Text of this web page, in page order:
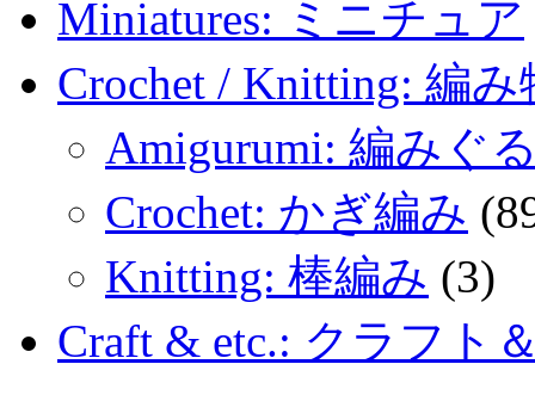
Miniatures: ミニチュア
Crochet / Knitting: 編み
Amigurumi: 編みぐ
Crochet: かぎ編み
Knitting: 棒編み (3)
Craft & etc.: クラフト